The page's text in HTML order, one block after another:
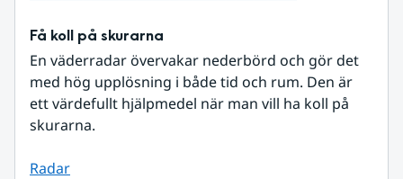
Få koll på skurarna
En väderradar övervakar nederbörd och gör det
med hög upplösning i både tid och rum. Den är
ett värdefullt hjälpmedel när man vill ha koll på
skurarna.
Radar